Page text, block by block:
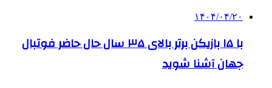
۱۴۰۴/۰۴/۲۰
با ۱۵ بازیکن برتر بالای ۳۵ سال حال حاضر فوتبال
جهان آشنا شوید